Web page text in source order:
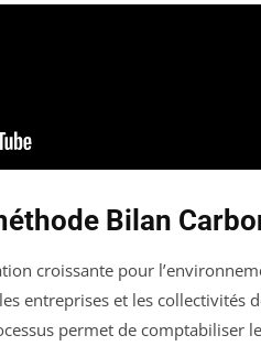
Bilan
croissante pour
entreprises et les collectivités
permet de comptabiliser